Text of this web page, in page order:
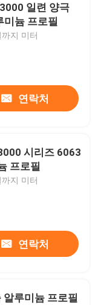
일련 양극
미늄 프로필
지 미터
연락처
시리즈 6063
프로필
지 미터
연락처
루미늄 프로필